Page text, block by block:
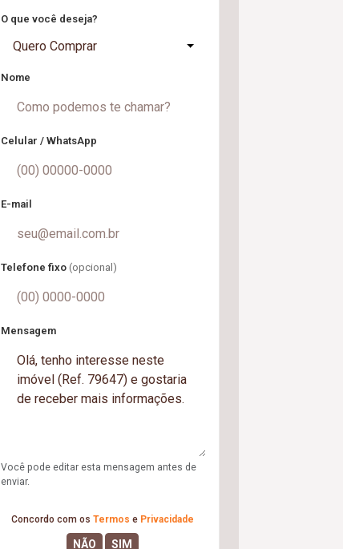
O que você deseja?
Quero Comprar
Nome
Celular / WhatsApp
E-mail
Telefone fixo (opcional)
Mensagem
Você pode editar esta mensagem antes de
enviar.
Concordo com os Termos e Privacidade